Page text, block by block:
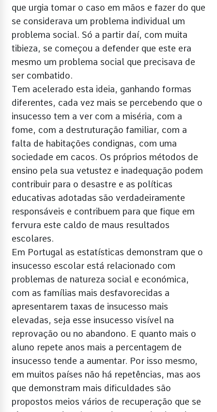
que urgia tomar o caso em mãos e fazer do que
se considerava um problema individual um
problema social. Só a partir daí, com muita
tibieza, se começou a defender que este era
mesmo um problema social que precisava de
ser combatido.
Tem acelerado esta ideia, ganhando formas
diferentes, cada vez mais se percebendo que o
insucesso tem a ver com a miséria, com a
fome, com a destruturação familiar, com a
falta de habitações condignas, com uma
sociedade em cacos. Os próprios métodos de
ensino pela sua vetustez e inadequação podem
contribuir para o desastre e as políticas
educativas adotadas são verdadeiramente
responsáveis e contribuem para que fique em
fervura este caldo de maus resultados
escolares.
Em Portugal as estatísticas demonstram que o
insucesso escolar está relacionado com
problemas de natureza social e económica,
com as famílias mais desfavorecidas a
apresentarem taxas de insucesso mais
elevadas, seja esse insucesso visível na
reprovação ou no abandono. E quanto mais o
aluno repete anos mais a percentagem de
insucesso tende a aumentar. Por isso mesmo,
em muitos países não há repetências, mas aos
que demonstram mais dificuldades são
propostos meios vários de recuperação que se